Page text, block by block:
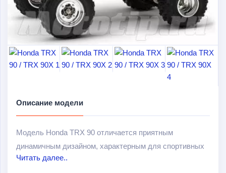
Описание модели
Модель Honda TRX 90 отличается приятным
динамичным дизайном, характерным для спортивных
квадроциклов, в то же время отлично пригодна для
Читать далее..